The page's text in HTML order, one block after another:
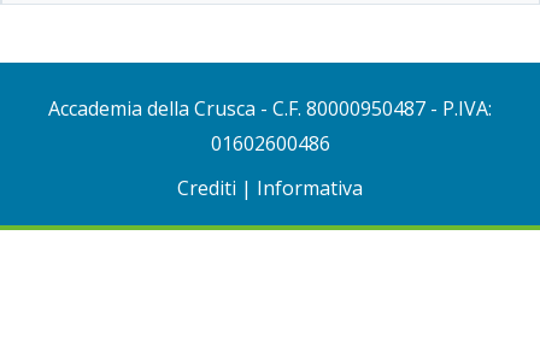
Accademia della Crusca - C.F. 80000950487 - P.IVA:
01602600486
Crediti | Informativa